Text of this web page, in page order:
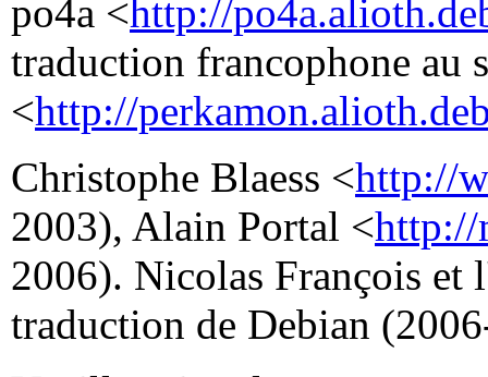
po4a <http://
traduction francophone au
<http://
Christophe Blaess <http://
2003), Alain Portal <http://
2006). Nicolas François et
traduction de Debian